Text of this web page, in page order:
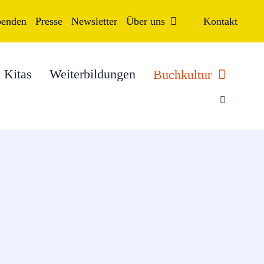
Presse Newsletter Über uns Kontakt
Kitas Weiterbildungen Buchkultur